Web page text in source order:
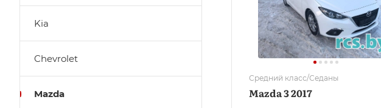
Средний класс/Седаны
Mazda 3 2017
Kia
Chevrolet
Mazda